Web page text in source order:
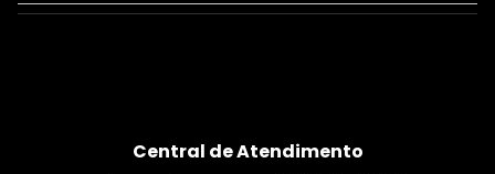
Central de Atendimento